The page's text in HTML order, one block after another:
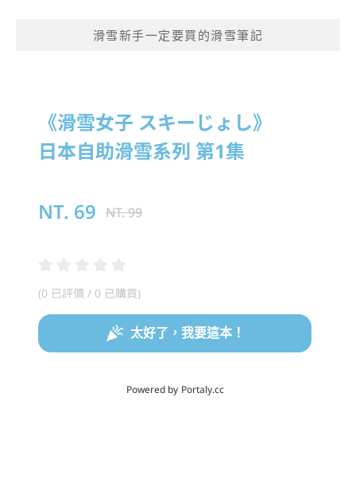
滑雪新手一定要買的滑雪筆記